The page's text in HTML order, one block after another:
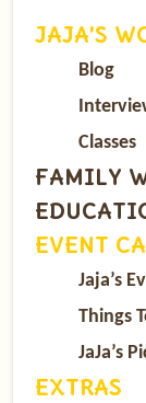
JAJA’S
Blog
Classes
FAMILY
EVENT
Jaja’s
Things
JaJa’s
EXTRAS